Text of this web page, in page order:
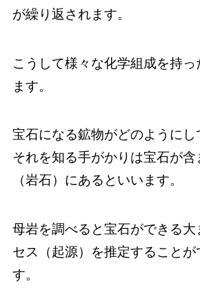
が繰り返されます。
こうして様々な化学組成を持
ます。
宝石になる鉱物がどのようにし
それを知る手がかりは宝石が
（岩石）にあるといいます。
母岩を調べると宝石ができる大
セス（起源）を推定すること
す。